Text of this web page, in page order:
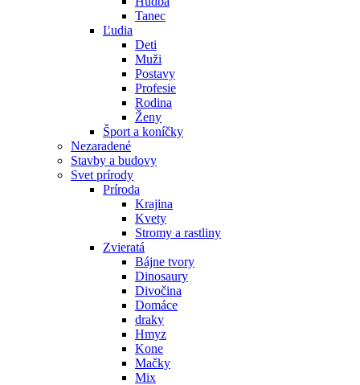
Tanec
Ľudia
Deti
Muži
Postavy
Profesie
Rodina
Ženy
Šport a koníčky
Nezaradené
Stavby a budovy
Svet prírody
Príroda
Krajina
Kvety
Stromy a rastliny
Zvieratá
Bájne tvory
Dinosaury
Divočina
Domáce
draky
Hmyz
Kone
Mačky
Mix